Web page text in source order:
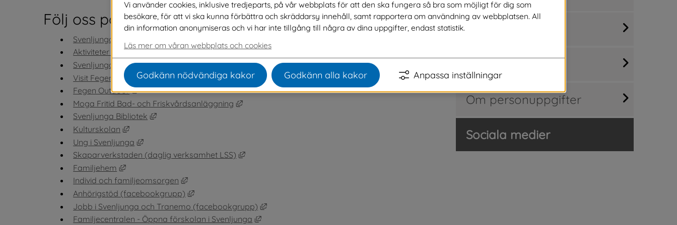
Följ oss på Facebook
Svenljunga kommun
Aktiviteter och evenemang i Svenljunga (grupp)
Länk till annan webbplats, öppnas i nytt fönster.
Svenljunga Tranemo turistinformation
Länk till annan webbplats, öppnas i nytt fönster.
Visit Fegen turistinformation
Länk till annan webbplats, öppnas i nytt fönster.
Fegen Outdoor
Länk till annan webbplats.
Moga Fritid Bad- och Friskvårdsanläggning
Länk till annan webbplats, öppnas i nytt fönster.
Svenljunga Bibliotek
Länk till annan webbplats, öppnas i nytt fönster.
Kulturskolan
Länk till annan webbplats, öppnas i nytt fönster.
Ung i Svenljunga
Länk till annan webbplats, öppnas i nytt fönster.
Skaparverkstaden (daglig verksamhet LSS)
Länk till annan webbplats, öppnas i nytt fönster.
Familjehem
Länk till annan webbplats, öppnas i nytt fönster.
Individ och familjeomsorgen
Länk till annan webbplats, öppnas i nytt fönster.
Anhörigstöd (facebookgrupp)
Länk till annan webbplats, öppnas i nytt fönster.
Jobb i Svenljunga och Tranemo (facebookgrupp)
Länk till annan webbplats, öppnas i nytt fönster.
Familjecentralen - Öppna förskolan i Svenljunga
Länk till annan webbplats, öppnas i nytt fönster.
Om personuppgifter
Sociala medier
Vi använder cookies, inklusive tredjeparts, på vår webbplats för att den ska fungera så bra som möjligt för dig som
besökare, för att vi ska kunna förbättra och skräddarsy innehåll, samt rapportera om användning av webbplatsen. All
din information anonymiseras och vi har inte tillgång till några av dina uppgifter, endast statistik.
Läs mer om våran webbplats och cookies
Godkänn nödvändiga kakor Godkänn alla kakor Anpassa inställningar